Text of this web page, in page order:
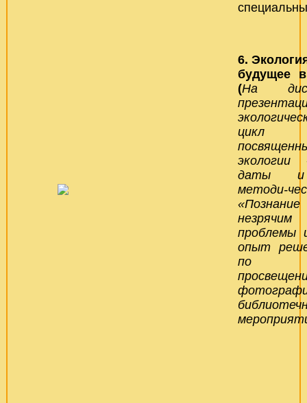
6.
будущее
(На
цикл
экологии
даты и
методи-
проблемы
опыт
по